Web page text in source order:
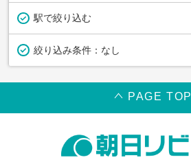
駅で絞り込む
絞り込み条件： なし
PAGE TOP